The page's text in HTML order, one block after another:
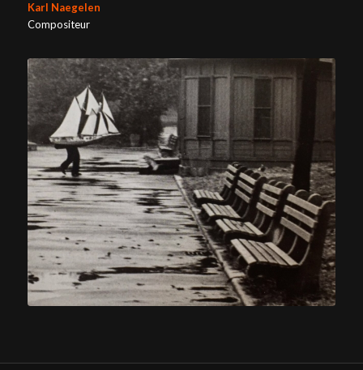
Karl Naegelen
Compositeur